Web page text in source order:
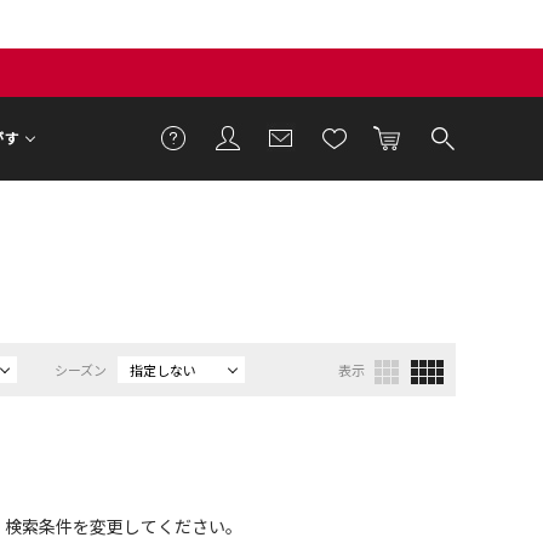
す
シーズン 指定しない 表示
索条件を変更してください。